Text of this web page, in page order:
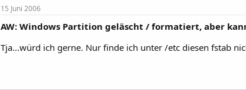
15 Juni 2006
AW: Windows Partition geläscht / formatiert, aber
Tja...würd ich gerne. Nur finde ich unter /etc diesen fstab